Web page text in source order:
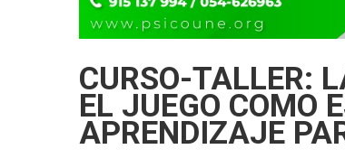
CURSO-TALLER:
EL JUEGO COMO
APRENDIZAJE